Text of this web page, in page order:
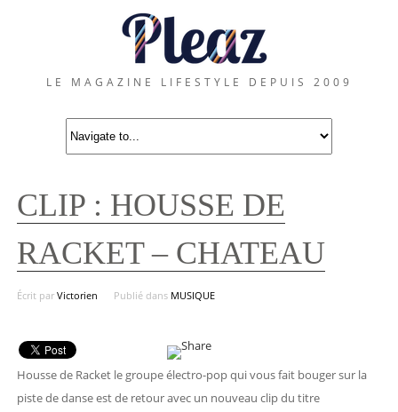
LE MAGAZINE LIFESTYLE DEPUIS 2009
CLIP : HOUSSE DE
RACKET – CHATEAU
Écrit par Victorien Publié dans MUSIQUE
Housse de Racket le groupe électro-pop qui vous fait bouger sur la
piste de danse est de retour avec un nouveau clip du titre